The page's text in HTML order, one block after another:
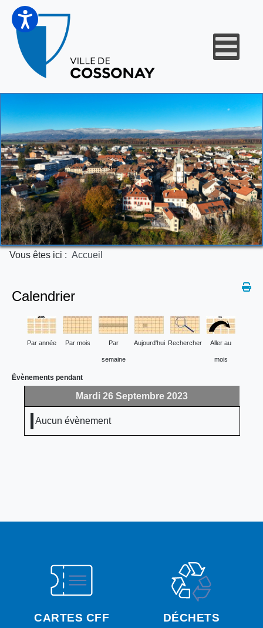
Vous êtes ici : Accueil
CARTES CFF DÉCHETS
Calendrier
Par année Par mois Par
semaine
Aujourd'hui Rechercher Aller au
mois
Évènements pendant
Mardi 26 Septembre 2023
Aucun évènement